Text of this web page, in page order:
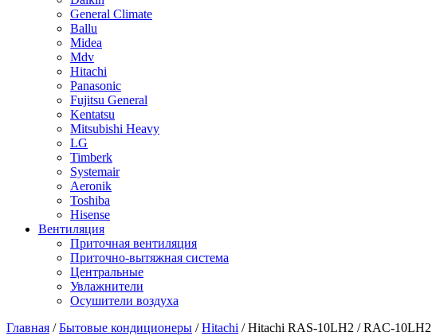
General Climate
Ballu
Midea
Mdv
Hitachi
Panasonic
Fujitsu General
Kentatsu
Mitsubishi Heavy
LG
Timberk
Systemair
Aeronik
Toshiba
Hisense
Вентиляция
Приточная вентиляция
Приточно-вытяжная система
Центральные
Увлажнители
Осушители воздуха
Главная /Бытовые кондиционеры /Hitachi / Hitachi RAS-10LH2 / RAC-10LH2